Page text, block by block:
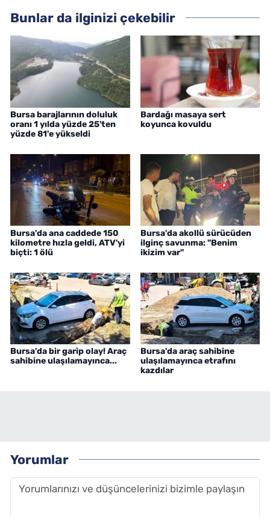
Bunlar da ilginizi çekebilir
Bursa barajlarının doluluk
oranı 1 yılda yüzde 25'ten
yüzde 81'e yükseldi
Bardağı masaya sert
koyunca kovuldu
Bursa'da ana caddede 150
kilometre hızla geldi, ATV'yi
biçti: 1 ölü
Bursa'da akollü sürücüden
ilginç savunma: "Benim
ikizim var"
Bursa'da bir garip olay! Araç
sahibine ulaşılamayınca...
Bursa'da araç sahibine
ulaşılamayınca etrafını
kazdılar
Yorumlar